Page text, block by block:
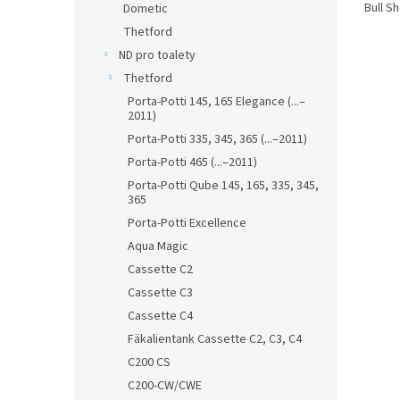
Dometic
Thetford
ND pro toalety
Thetford
Porta-Potti 145, 165 Elegance (...–
2011)
Porta-Potti 335, 345, 365 (...–2011)
Porta-Potti 465 (...–2011)
Porta-Potti Qube 145, 165, 335, 345,
365
Porta-Potti Excellence
Aqua Magic
Cassette C2
Cassette C3
Cassette C4
Fäkalientank Cassette C2, C3, C4
C200 CS
C200-CW/CWE
Bull